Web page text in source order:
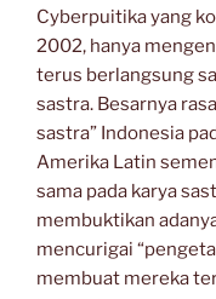
Cyberpuitika yang
2002, hanya
terus berlangsung
sastra. Besarnya
sastra” Indonesia
Amerika Latin
sama pada karya
membuktikan
mencurigai
membuat mereka